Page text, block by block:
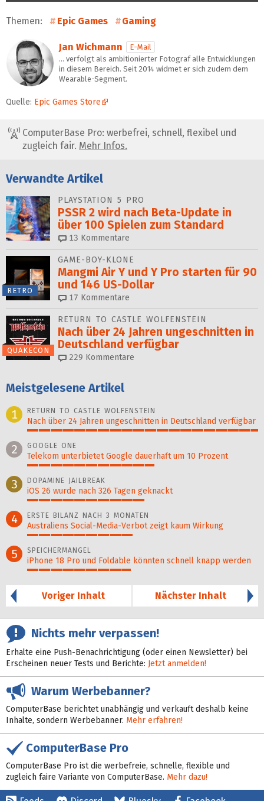
Themen: Epic Games Gaming
Jan Wichmann
E-Mail
… verfolgt als ambitionierter Fotograf alle Entwicklungen
in diesem Bereich. Seit 2014 widmet er sich zudem dem
Wearable-Segment.
Quelle: Epic Games Store
ComputerBase Pro: werbefrei, schnell, flexibel und
zugleich fair. Mehr Infos.
Verwandte Artikel
PLAYSTATION 5 PRO
PSSR 2 wird nach Beta-Update in
über 100 Spielen zum Standard
13 Kommentare
RETRO
GAME-BOY-KLONE
Mangmi Air Y und Y Pro starten für 90
und 146 US-Dollar
17 Kommentare
QUAKECON
RETURN TO CASTLE WOLFENSTEIN
Nach über 24 Jahren ungeschnitten in
Deutschland verfügbar
229 Kommentare
Meistgelesene Artikel
1
RETURN TO CASTLE WOLFENSTEIN
Nach über 24 Jahren ungeschnitten in Deutschland verfügbar
2 GOOGLE ONE
Telekom unterbietet Google dauerhaft um 10 Prozent
3 DOPAMINE JAILBREAK
iOS 26 wurde nach 326 Tagen geknackt
4 ERSTE BILANZ NACH 3 MONATEN
Australiens Social-Media-Verbot zeigt kaum Wirkung
5 SPEICHERMANGEL
iPhone 18 Pro und Foldable könnten schnell knapp werden
Voriger Inhalt
Nächster Inhalt
Nichts mehr verpassen!
Erhalte eine Push-Benachrichtigung (oder einen Newsletter) bei
Erscheinen neuer Tests und Berichte: Jetzt anmelden!
Warum Werbebanner?
ComputerBase berichtet unabhängig und verkauft deshalb keine
Inhalte, sondern Werbebanner. Mehr erfahren!
ComputerBase Pro
ComputerBase Pro ist die werbefreie, schnelle, flexible und
zugleich faire Variante von ComputerBase. Mehr dazu!